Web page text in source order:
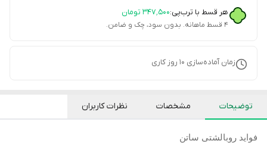
هر قسط با ترب‌پی:۳۴۷٬۵۰۰ تومان
۴ قسط ماهانه. بدون سود، چک و ضامن.
زمان آماده‌سازی 10 روز کاری
توضیحات مشخصات نظرات کاربران
فواید روبالشتی ساتن